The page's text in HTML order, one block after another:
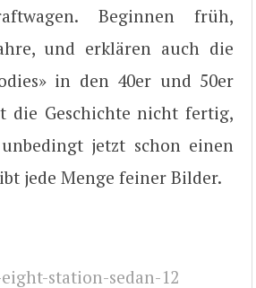
Beginnen früh,
und erklären auch die
in den 40er und 50er
die Geschichte nicht fertig,
jetzt schon einen
jede Menge feiner Bilder.